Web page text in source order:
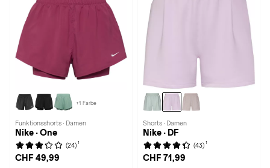
+1 Farbe
Funktionsshorts · Damen
Nike · One
(24) 1
CHF 49,99
Shorts · Damen
Nike · DF
(43) 1
CHF 71,99